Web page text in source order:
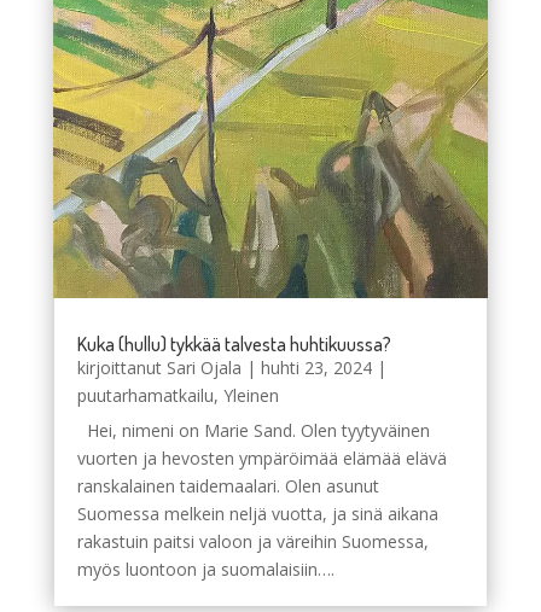
Kuka (hullu) tykkää talvesta huhtikuussa?
kirjoittanut Sari Ojala | huhti 23, 2024|
puutarhamatkailu, Yleinen
Hei, nimeni on Marie Sand. Olen tyytyväinen
vuorten ja hevosten ympäröimää elämää elävä
ranskalainen taidemaalari. Olen asunut
Suomessa melkein neljä vuotta, ja sinä aikana
rakastuin paitsi valoon ja väreihin Suomessa,
myös luontoon ja suomalaisiin….